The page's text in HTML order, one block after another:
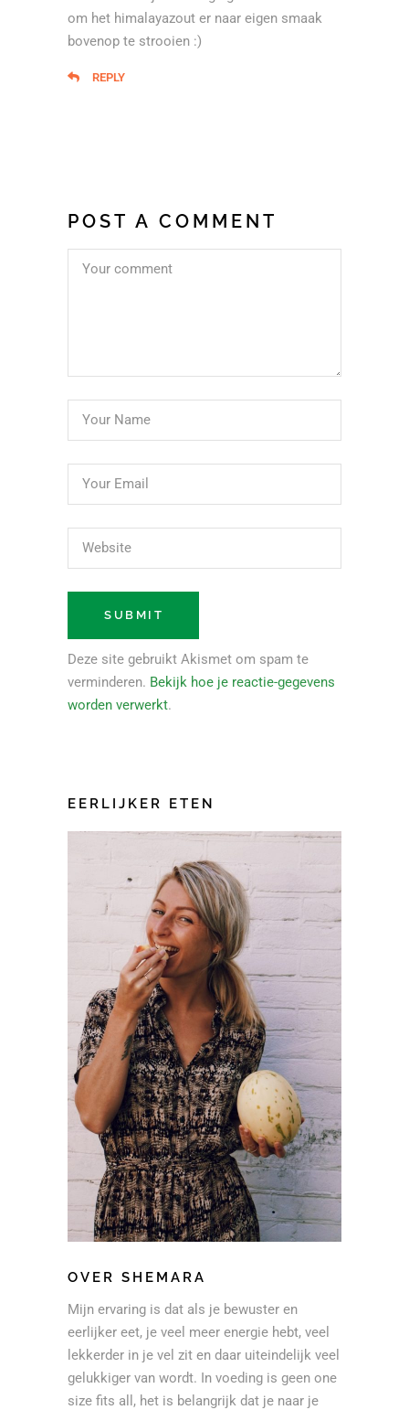
om het himalayazout er naar eigen smaak
bovenop te strooien :)
REPLY
POST A COMMENT
Deze site gebruikt Akismet om spam te
verminderen. Bekijk hoe je reactie-gegevens
worden verwerkt.
EERLIJKER ETEN
OVER SHEMARA
Mijn ervaring is dat als je bewuster en
eerlijker eet, je veel meer energie hebt, veel
lekkerder in je vel zit en daar uiteindelijk veel
gelukkiger van wordt. In voeding is geen one
size fits all, het is belangrijk dat je naar je